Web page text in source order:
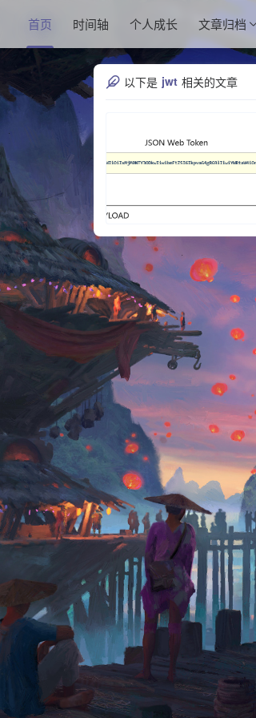
首页 时间轴 个人成长 文章归档
以下是 jwt 相关的文章